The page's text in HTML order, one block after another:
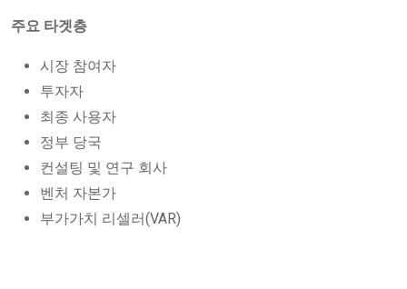
주요 타겟층
시장 참여자
투자자
최종 사용자
정부 당국
컨설팅 및 연구 회사
벤처 자본가
부가가치 리셀러(VAR)